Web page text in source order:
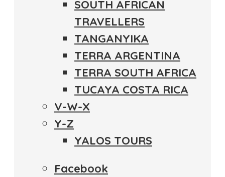
SOUTH AFRICAN
TRAVELLERS
TANGANYIKA
TERRA ARGENTINA
TERRA SOUTH AFRICA
TUCAYA COSTA RICA
V-W-X
Y-Z
YALOS TOURS
Facebook